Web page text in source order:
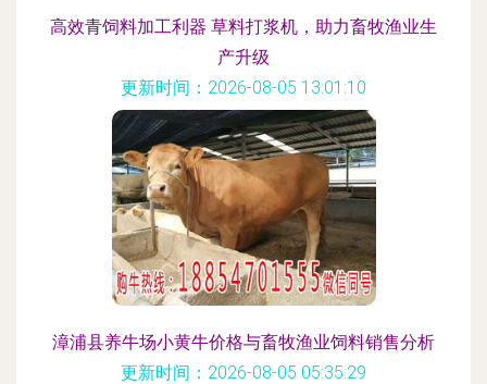
高效青饲料加工利器 草料打浆机，助力畜牧渔业生
产升级
更新时间：2026-08-05 13:01:10
漳浦县养牛场小黄牛价格与畜牧渔业饲料销售分析
更新时间：2026-08-05 05:35:29